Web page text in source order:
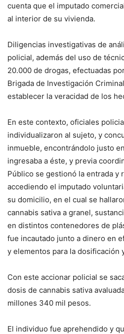
cuenta que el imputado
al interior de su vivienda.
Diligencias investigativas de
policial, además del uso de
20.000 de drogas, efectuadas
Brigada de Investigación
establecer la veracidad de los
En este contexto, oficiales
individualizaron al sujeto, y
inmueble, encontrándolo justo
ingresaba a éste, y previa
Público se gestionó la entrada y
accediendo el imputado
su domicilio, en el cual se
cannabis sativa a granel,
en distintos contenedores de
fue incautado junto a dinero en
y elementos para la dosificación
Con este accionar policial se
dosis de cannabis sativa
millones 340 mil pesos.
El individuo fue aprehendido y